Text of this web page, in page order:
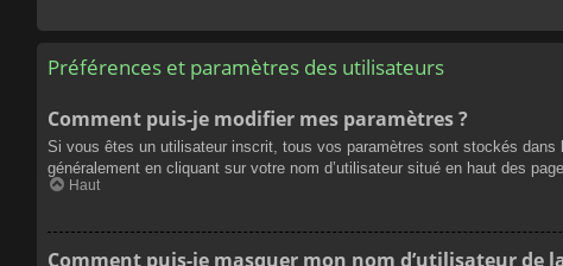
Préférences et paramètres des utilisateurs
Comment puis-je modifier mes paramètres ?
Si vous êtes un utilisateur inscrit, tous vos paramètres sont stockés
généralement en cliquant sur votre nom d’utilisateur situé en haut des
Haut
Comment puis-je masquer mon nom d’utilisateur de